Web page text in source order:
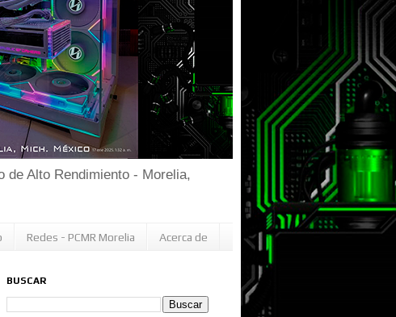
de Alto Rendimiento - Morelia,
Redes - PCMR Morelia Acerca de
BUSCAR